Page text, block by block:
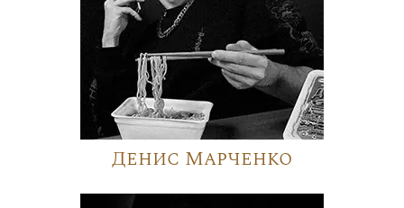
Денис Марченко